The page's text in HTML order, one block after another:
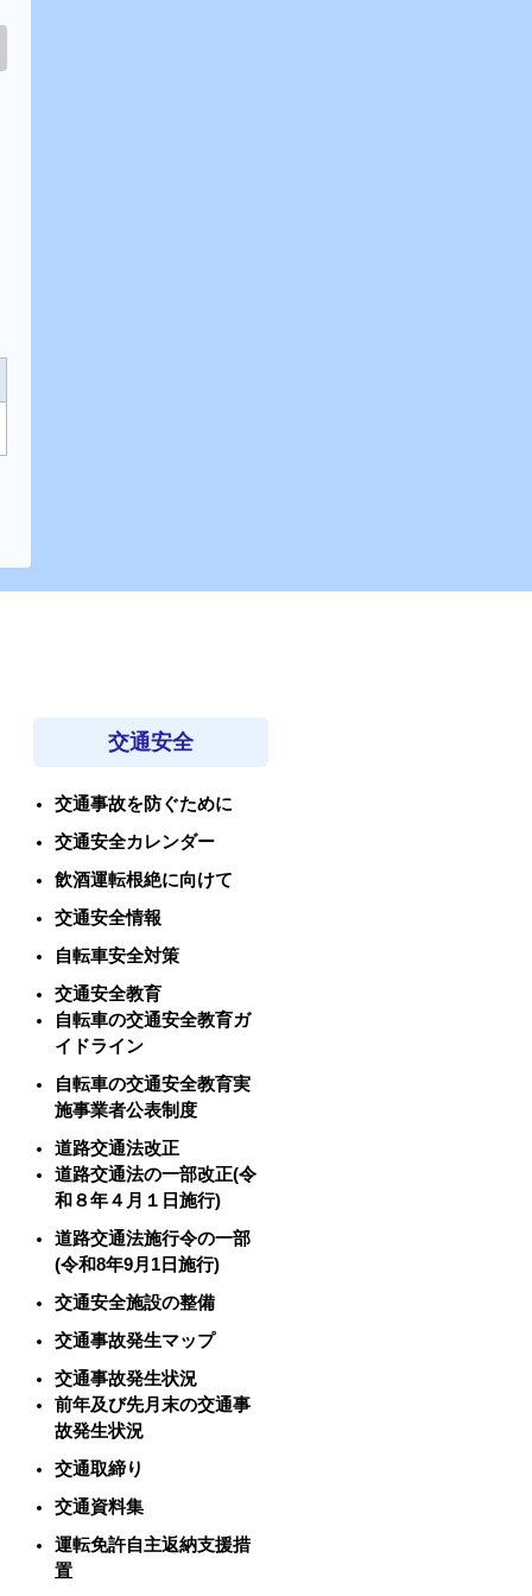
交通安全
交通事故を防ぐために
交通安全カレンダー
飲酒運転根絶に向けて
交通安全情報
自転車安全対策
交通安全教育
自転車の交通安全教育ガ
イドライン
自転車の交通安全教育実
施事業者公表制度
道路交通法改正
道路交通法の一部改正(令
和８年４月１日施行)
道路交通法施行令の一部
(令和8年9月1日施行)
交通安全施設の整備
交通事故発生マップ
交通事故発生状況
前年及び先月末の交通事
故発生状況
交通取締り
交通資料集
運転免許自主返納支援措
置